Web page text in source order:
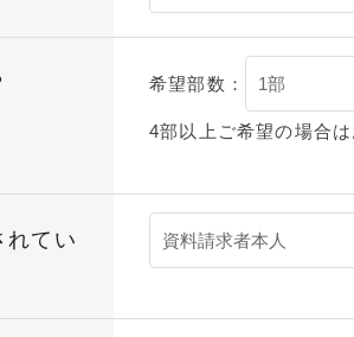
希望部数：
4部以上ご希望の場合
れてい